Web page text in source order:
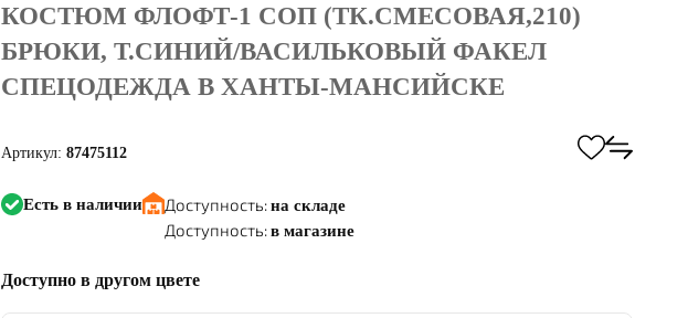
КОСТЮМ ФЛОФТ-1 СОП (ТК.СМЕСОВАЯ,210)
БРЮКИ, Т.СИНИЙ/ВАСИЛЬКОВЫЙ ФАКЕЛ
СПЕЦОДЕЖДА В ХАНТЫ-МАНСИЙСКЕ
Артикул: 87475112
Есть в наличии Доступность:на складе
Доступность:в магазине
Доступно в другом цвете